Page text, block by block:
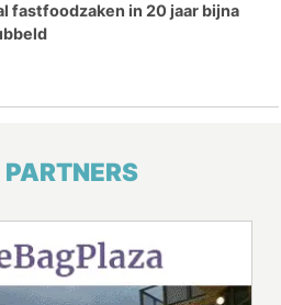
fastfoodzaken in 20 jaar bijna
PARTNERS